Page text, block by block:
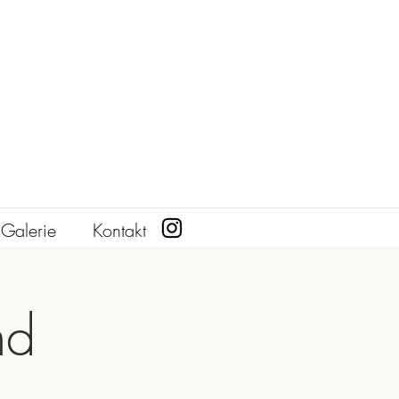
Galerie Kontakt